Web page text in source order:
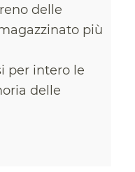
delle
più
per intero le
delle